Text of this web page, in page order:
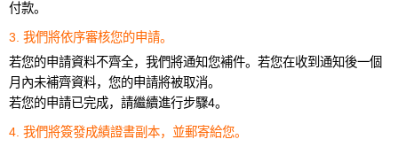
付款。
3. 我們將依序審核您的申請。
若您的申請資料不齊全，我們將通知您補件。若您在收到通知後一個
月內未補齊資料，您的申請將被取消。
若您的申請已完成，請繼續進行步驟4。
4. 我們將簽發成績證書副本，並郵寄給您。